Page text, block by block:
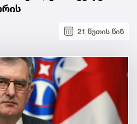
21 წუთის წინ